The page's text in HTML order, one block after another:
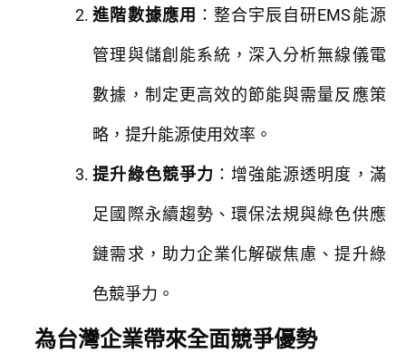
進階數據應用 ：整合宇辰自研EMS能源
管理與儲創能系統，深入分析無線儀電
數據，制定更高效的節能與需量反應策
略，提升能源使用效率。
提升綠色競爭力 ：增強能源透明度，滿
足國際永續趨勢、環保法規與綠色供應
鏈需求，助力企業化解碳焦慮、提升綠
色競爭力。
為台灣企業帶來全面競爭優勢